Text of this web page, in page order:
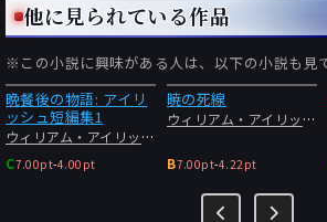
他に見られている作品
※この小説に興味がある人は、以下の小説も見
晩餐後の物語: アイリ
ッシュ短編集1
ウィリアム・アイリッシュ
C7.00pt-4.00pt
暁の死線
ウィリアム・アイリッシュ
B7.00pt-4.22pt